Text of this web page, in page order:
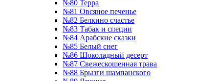
№80 Терра
№81 Овсяное печенье
№82 Белкино счастье
№83 Табак и специи
№84 Арабские сказки
№85 Белый снег
№86 Шоколадный десерт
№87 Свежескошенная трава
№88 Брызги шампанского